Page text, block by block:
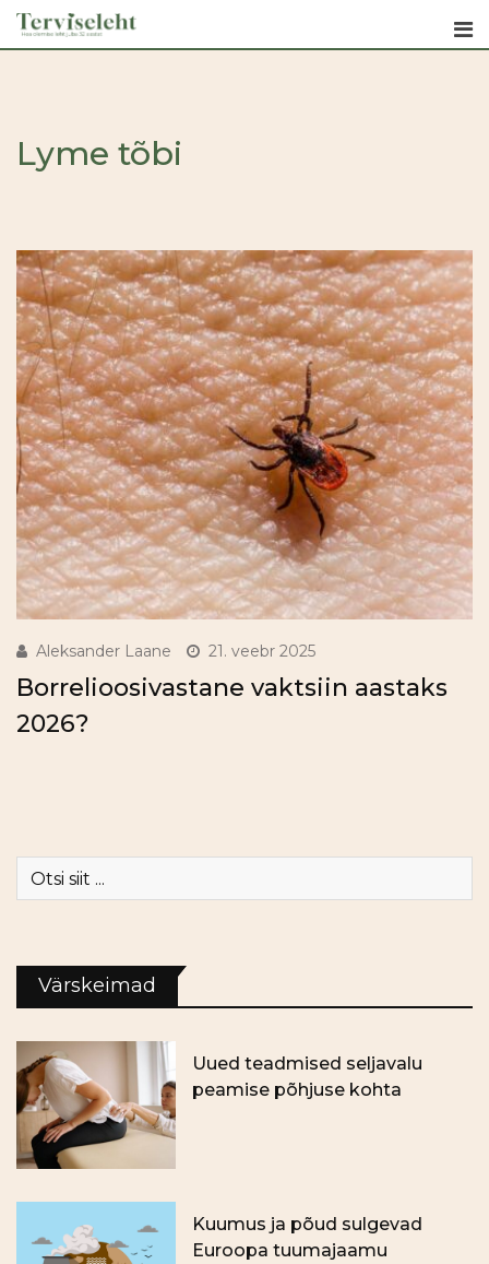
Skip
Lyme tõbi
Aleksander Laane 21. veebr 2025
Borrelioosivastane vaktsiin aastaks
2026?
Värskeimad
Uued teadmised seljavalu
peamise põhjuse kohta
Kuumus ja põud sulgevad
Euroopa tuumajaamu